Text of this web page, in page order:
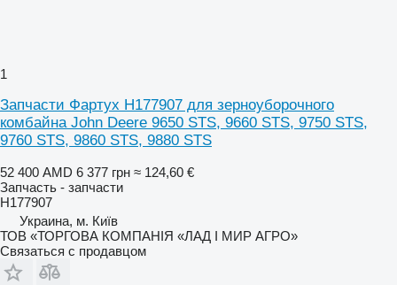
1
Запчасти Фартух H177907 для зерноуборочного
комбайна John Deere 9650 STS, 9660 STS, 9750 STS,
9760 STS, 9860 STS, 9880 STS
52 400 AMD 6 377 грн ≈ 124,60 €
Запчасть - запчасти
H177907
Украина, м. Київ
ТОВ «ТОРГОВА КОМПАНІЯ «ЛАД І МИР АГРО»
Связаться с продавцом